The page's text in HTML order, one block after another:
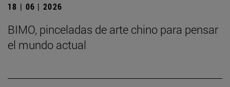
18 | 06 | 2026
BIMO, pinceladas de arte chino para pensar
el mundo actual